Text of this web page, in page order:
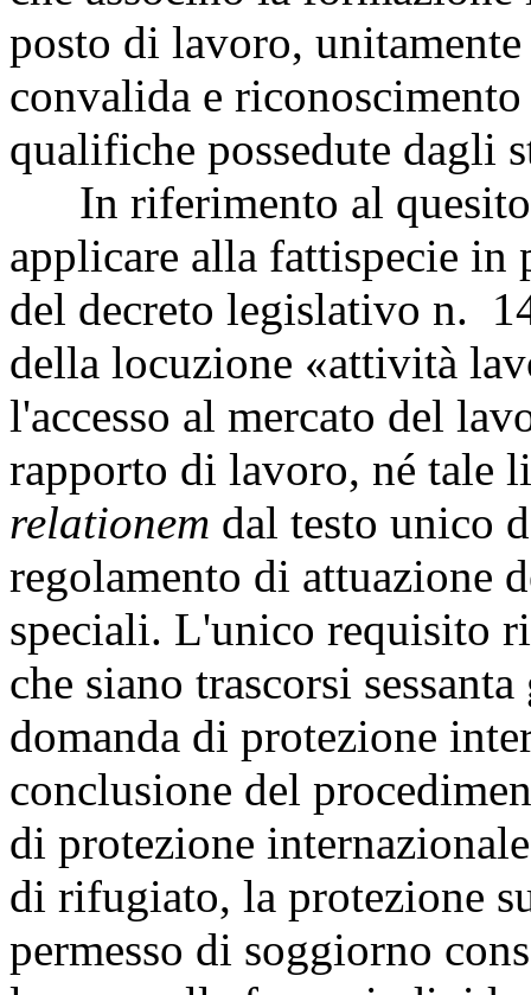
posto di lavoro,
convalida e
qualifiche possedute dagli
In riferimento al quesito
applicare alla fattispecie in
del decreto legislativo n.
della locuzione «attività
l'accesso al mercato del
rapporto di lavoro, né tale
relationem dal testo unico
regolamento di attuazione
speciali. L'unico requisito
che siano trascorsi
domanda di protezione
conclusione del
di protezione
di rifugiato, la protezione
permesso di soggiorno